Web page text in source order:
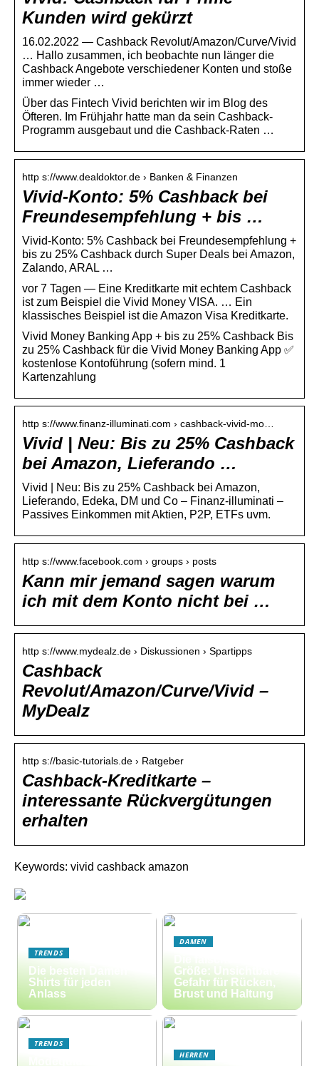
Kunden wird gekürzt
16.02.2022 — Cashback Revolut/Amazon/Curve/Vivid
… Hallo zusammen, ich beobachte nun länger die
Cashback Angebote verschiedener Konten und stoße
immer wieder …
Über das Fintech Vivid berichten wir im Blog des
Öfteren. Im Frühjahr hatte man da sein Cashback-
Programm ausgebaut und die Cashback-Raten …
http s://www.dealdoktor.de › Banken & Finanzen
Vivid-Konto: 5% Cashback bei
Freundesempfehlung + bis …
Vivid-Konto: 5% Cashback bei Freundesempfehlung +
bis zu 25% Cashback durch Super Deals bei Amazon,
Zalando, ARAL …
vor 7 Tagen — Eine Kreditkarte mit echtem Cashback
ist zum Beispiel die Vivid Money VISA. … Ein
klassisches Beispiel ist die Amazon Visa Kreditkarte.
Vivid Money Banking App + bis zu 25% Cashback Bis
zu 25% Cashback für die Vivid Money Banking App ✅
kostenlose Kontoführung (sofern mind. 1
Kartenzahlung
http s://www.finanz-illuminati.com › cashback-vivid-mo…
Vivid | Neu: Bis zu 25% Cashback
bei Amazon, Lieferando …
Vivid | Neu: Bis zu 25% Cashback bei Amazon,
Lieferando, Edeka, DM und Co – Finanz-illuminati –
Passives Einkommen mit Aktien, P2P, ETFs uvm.
http s://www.facebook.com › groups › posts
Kann mir jemand sagen warum
ich mit dem Konto nicht bei …
http s://www.mydealz.de › Diskussionen › Spartipps
Cashback
Revolut/Amazon/Curve/Vivid –
MyDealz
http s://basic-tutorials.de › Ratgeber
Cashback-Kreditkarte –
interessante Rückvergütungen
erhalten
Keywords: vivid cashback amazon
TRENDS
Die besten Damen
Shirts für jeden
Anlass
DAMEN
Größe: Unsichtbare
Gefahr für Rücken,
Brust und Haltung
TRENDS
HERREN